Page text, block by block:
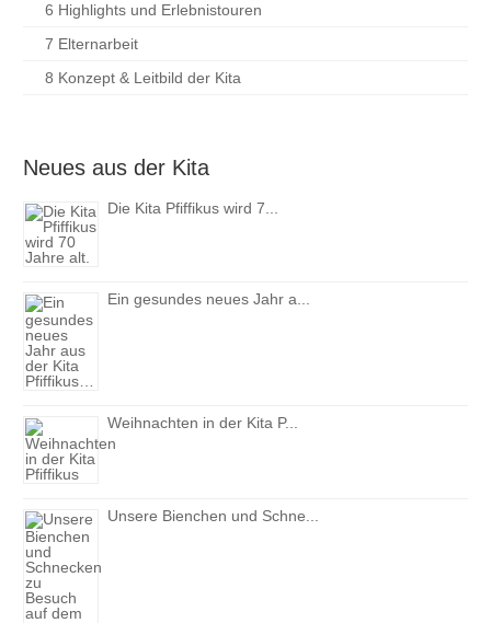
1 Kindertagesstätte
2 Projekte in der Kindertagesstätte
6 Highlights und Erlebnistouren
7 Elternarbeit
Neues aus der Kita
Die Kita Pfiffikus wird 7...
Ein gesundes neues Jahr a...